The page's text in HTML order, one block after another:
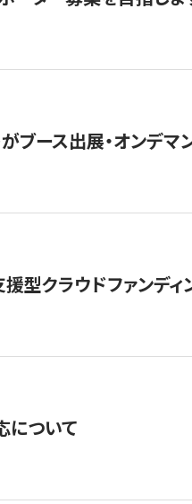
がブース出展・オンデ
型クラウドファンディ
について